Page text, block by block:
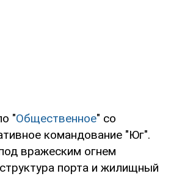
"Общественное" со
командование "Юг".
вражеским огнем
порта и жилищный